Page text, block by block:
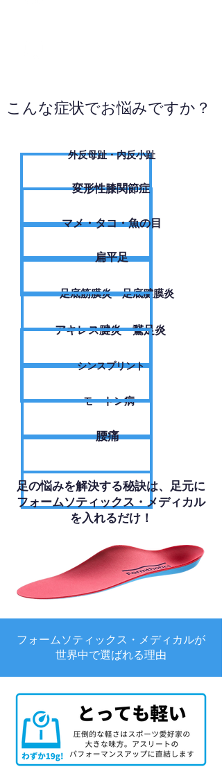
こんな症状でお悩みですか？
外反母趾・内反小趾
変形性膝関節症
​マメ・タコ・魚の目
扁平足
足底筋膜炎・足底腱膜炎
アキレス腱炎・鵞足炎
シンスプリント
モートン病
腰痛
足の悩みを解決する秘訣は、足元に
フォームソティックス・メディカル
を入れるだけ！
フォームソティックス・メディカルが
世界中で選ばれる理由